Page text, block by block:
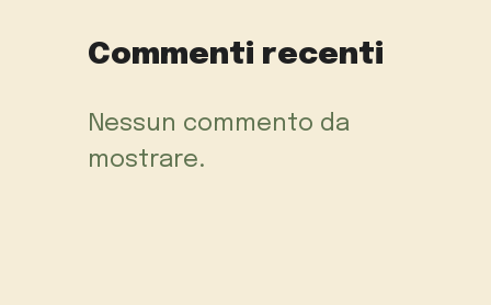
Commenti recenti
Nessun commento da
mostrare.